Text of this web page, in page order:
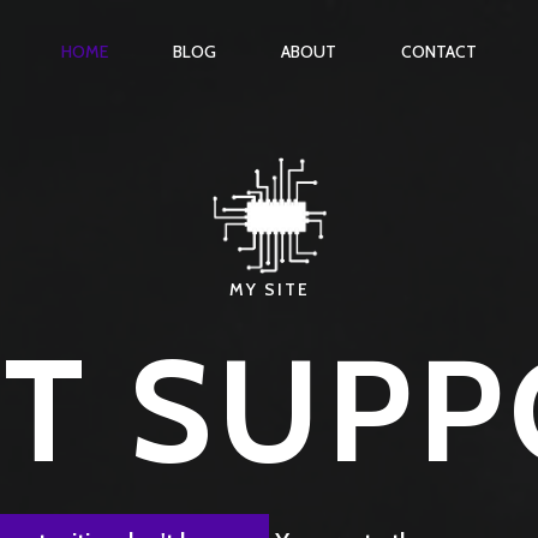
HOME BLOG ABOUT CONTACT
MY SITE